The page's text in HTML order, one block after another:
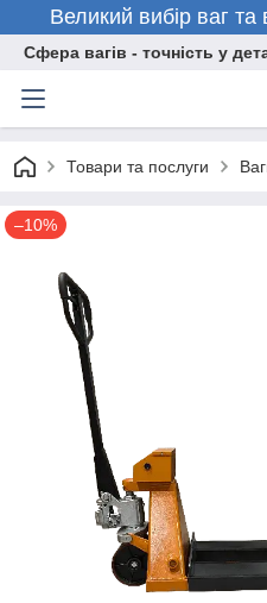
Великий вибір ваг
Сфера вагів - точність у
Товари та послуги
–10%